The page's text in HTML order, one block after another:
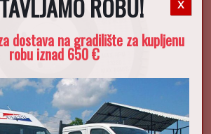
ROBU!
dostava na gradilište za kupljenu
robu iznad 650 €
X